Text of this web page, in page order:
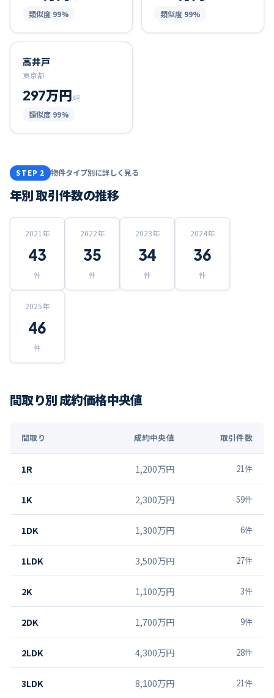
類似度 99% 類似度 99%
高井戸
東京都
297万円/坪
類似度 99%
STEP 2 物件タイプ別に詳しく見る
年別 取引件数の推移
2021 年
43
件
2022年
35
件
2023年
34
件
2024年
36
件
2025年
46
件
間取り別 成約価格中央値
間取り 成約中央値 取引件数
1R 1,200万円 21件
1K 2,300万円 59件
1DK 1,300万円 6件
1LDK 3,500万円 27件
2K 1,100万円 3件
2DK 1,700万円 9件
2LDK 4,300万円 28件
3LDK 8,100万円 21件